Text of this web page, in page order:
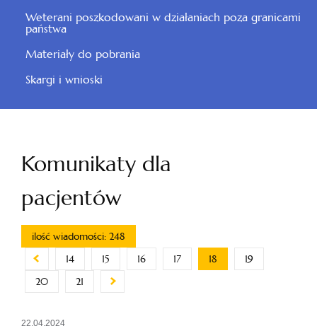
Weterani poszkodowani w działaniach poza granicami
państwa
Materiały do pobrania
Skargi i wnioski
Komunikaty dla
pacjentów
ilość wiadomości: 248
14
15 16 17 18
19
20
21
22.04.2024